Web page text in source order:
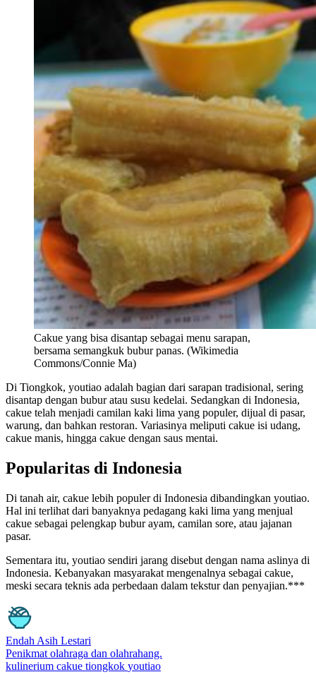
Cakue yang bisa disantap sebagai menu sarapan,
bersama semangkuk bubur panas. (Wikimedia
Commons/Connie Ma)
Di Tiongkok, youtiao adalah bagian dari sarapan tradisional, sering
disantap dengan bubur atau susu kedelai. Sedangkan di Indonesia,
cakue telah menjadi camilan kaki lima yang populer, dijual di pasar,
warung, dan bahkan restoran. Variasinya meliputi cakue isi udang,
cakue manis, hingga cakue dengan saus mentai.
Popularitas di Indonesia
Di tanah air, cakue lebih populer di Indonesia dibandingkan youtiao.
Hal ini terlihat dari banyaknya pedagang kaki lima yang menjual
cakue sebagai pelengkap bubur ayam, camilan sore, atau jajanan
pasar.
Sementara itu, youtiao sendiri jarang disebut dengan nama aslinya di
Indonesia. Kebanyakan masyarakat mengenalnya sebagai cakue,
meski secara teknis ada perbedaan dalam tekstur dan penyajian.***
Endah Asih Lestari
Penikmat olahraga dan olahrahang.
kulinerium cakue tiongkok youtiao